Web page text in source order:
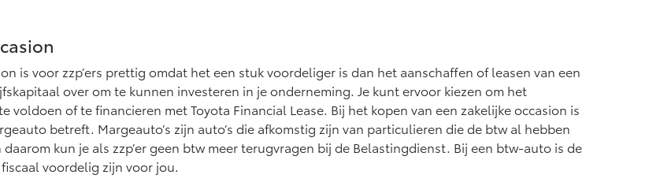
is voor zzp’ers prettig omdat het een stuk voordeliger is dan het aanschaffen of leasen van een
over om te kunnen investeren in je onderneming. Je kunt ervoor kiezen om het
voldoen of te financieren met Toyota Financial Lease. Bij het kopen van een zakelijke occasion is
betreft. Margeauto’s zijn auto’s die afkomstig zijn van particulieren die de btw al hebben
kun je als zzp’er geen btw meer terugvragen bij de Belastingdienst. Bij een btw-auto is de
voordelig zijn voor jou.